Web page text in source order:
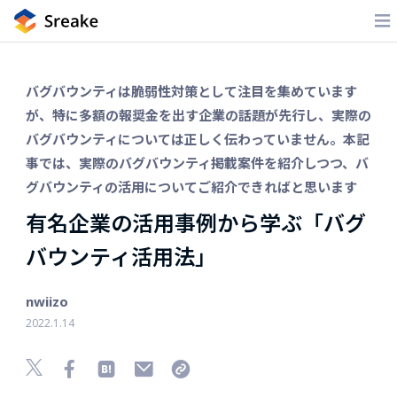
バグバウンティは脆弱性対策として注目を集めています
が、特に多額の報奨金を出す企業の話題が先行し、実際の
バグバウンティについては正しく伝わっていません。本記
事では、実際のバグバウンティ掲載案件を紹介しつつ、バ
グバウンティの活用についてご紹介できればと思います
有名企業の活用事例から学ぶ「バグ
バウンティ活用法」
nwiizo
2022.1.14